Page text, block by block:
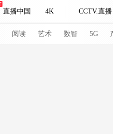
直播中国 4K CCTV.直播
阅读 艺术 数智 5G